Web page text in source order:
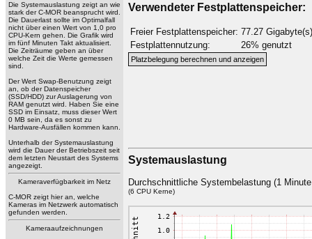
Die Systemauslastung zeigt an wie
stark der C-MOR beansprucht wird.
Die Dauerlast sollte im Optimalfall
nicht über einen Wert von 1,0 pro
CPU-Kern gehen. Die Grafik wird
im fünf Minuten Takt aktualisiert.
Die Zeiträume geben an über
welche Zeit die Werte gemessen
sind.
Der Wert Swap-Benutzung zeigt
an, ob der Datenspeicher
(SSD/HDD) zur Auslagerung von
RAM genutzt wird. Haben Sie eine
SSD im Einsatz, muss dieser Wert
0 MB sein, da es sonst zu
Hardware-Ausfällen kommen kann.
Unterhalb der Systemauslastung
wird die Dauer der Betriebszeit seit
dem letzten Neustart des Systems
angezeigt.
Kameraverfügbarkeit im Netz
C-MOR zeigt hier an, welche
Kameras im Netzwerk automatisch
gefunden werden.
Kameraaufzeichnungen
Verwendeter Festplattenspeicher:
Freier Festplattenspeicher: 77.27 Gigabyte(s)
Festplattennutzung:
26% genutzt
Systemauslastung
Durchschnittliche Systembelastung (1
(6 CPU Kerne)